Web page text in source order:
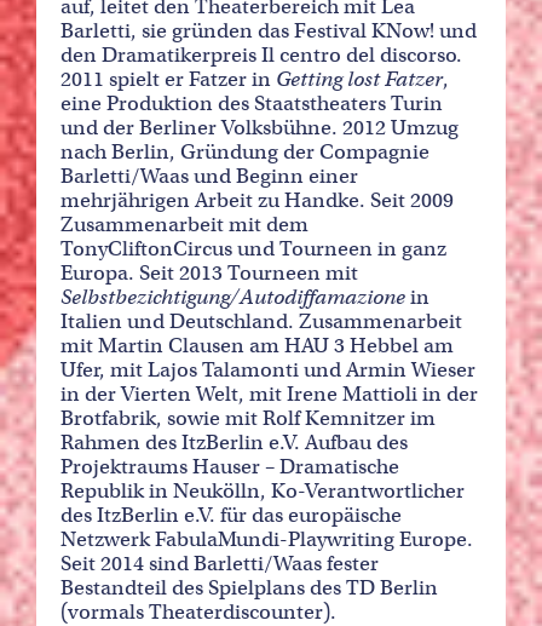
auf, leitet den Theaterbereich mit Lea
Barletti, sie gründen das Festival KNow! und
den Dramatikerpreis Il centro del discorso.
2011 spielt er Fatzer in Getting lost Fatzer,
eine Produktion des Staatstheaters Turin
und der Berliner Volksbühne. 2012 Umzug
nach Berlin, Gründung der Compagnie
Barletti/Waas und Beginn einer
mehrjährigen Arbeit zu Handke. Seit 2009
Zusammenarbeit mit dem
TonyCliftonCircus und Tourneen in ganz
Europa. Seit 2013 Tourneen mit
Selbstbezichtigung/Autodiffamazionein
Italien und Deutschland. Zusammenarbeit
mit Martin Clausen am HAU 3 Hebbel am
Ufer, mit Lajos Talamonti und Armin Wieser
in der Vierten Welt, mit Irene Mattioli in der
Brotfabrik, sowie mit Rolf Kemnitzer im
Rahmen des ItzBerlin e.V. Aufbau des
Projektraums Hauser – Dramatische
Republik in Neukölln, Ko-Verantwortlicher
des ItzBerlin e.V. für das europäische
Netzwerk FabulaMundi-Playwriting Europe.
Seit 2014 sind Barletti/Waas fester
Bestandteil des Spielplans des TD Berlin
(vormals Theaterdiscounter).